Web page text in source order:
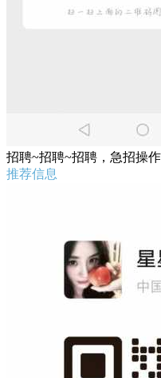
招聘~招聘~招聘，急招操
推荐信息